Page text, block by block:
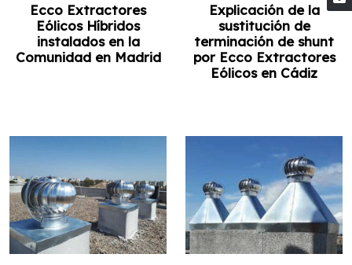
Ecco Extractores
Eólicos Híbridos
instalados en la
Comunidad en Madrid
Explicación de la
sustitución de
terminación de shunt
por Ecco Extractores
Eólicos en Cádiz